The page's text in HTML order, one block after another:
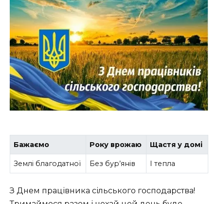
Бажаємо Року врожаю Щастя у домі
Землі благодатної Без бур’янів І тепла
З Днем працівника сільського господарства!